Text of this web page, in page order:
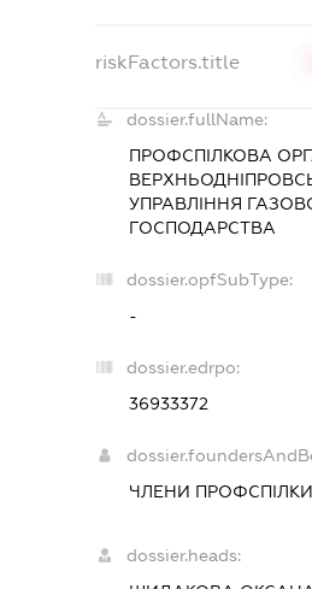
riskFactors.title
dossier.fullName:
ПРОФСПІЛКОВА
УПРАВЛІННЯ
ГОСПОДАРСТВА
dossier.opfSubType:
-
dossier.edrpo:
36933372
ЧЛЕНИ ПРОФСПІЛКИ
dossier.heads: